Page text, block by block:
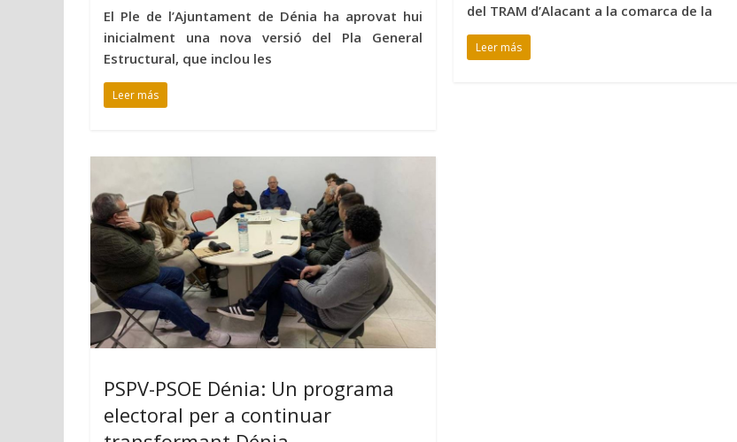
El Ple de l’Ajuntament de Dénia ha aprovat hui
inicialment una nova versió del Pla General
Estructural, que inclou les
Leer más
del TRAM d’Alacant a la comarca de la
Leer más
PSPV-PSOE Dénia: Un programa
electoral per a continuar